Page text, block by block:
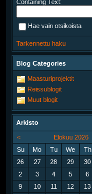
Containing Text:
Hae vain otsikoista
Tarkennettu haku
Blog Categories
Maasturiprojektit
Reissublogit
Muut blogit
Arkisto
<
Elokuu 2026
Su
Mo Tu We Th
26
27 28 29 30
2
3 4 5 6
9
10 11 12 13